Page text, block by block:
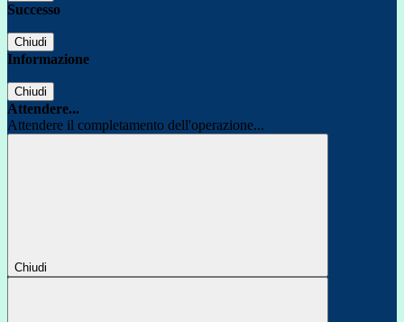
Successo
Chiudi
Informazione
Chiudi
Attendere...
Attendere il completamento dell'operazione...
Chiudi